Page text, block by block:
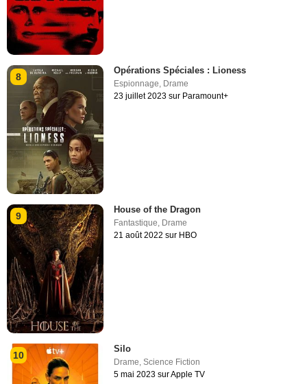
8
Opérations Spéciales : Lioness
Espionnage Drame
23 juillet 2023 sur Paramount+
9
House of the Dragon
Fantastique, Drame
21 août 2022 sur HBO
10
Silo
Drame,Science Fiction
5 mai 2023 sur Apple TV